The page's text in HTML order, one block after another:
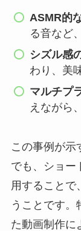
ASMR的
る音など
シズル感
わり、美
マルチプ
えながら
この事例が示
でも、ショー
用することで
うことです。
た動画制作に